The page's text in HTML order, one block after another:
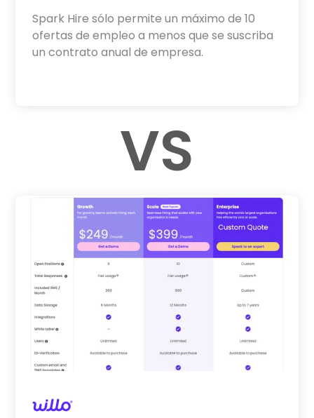
Spark Hire sólo permite un máximo de 10
ofertas de empleo a menos que se suscriba
un contrato anual de empresa.
VS